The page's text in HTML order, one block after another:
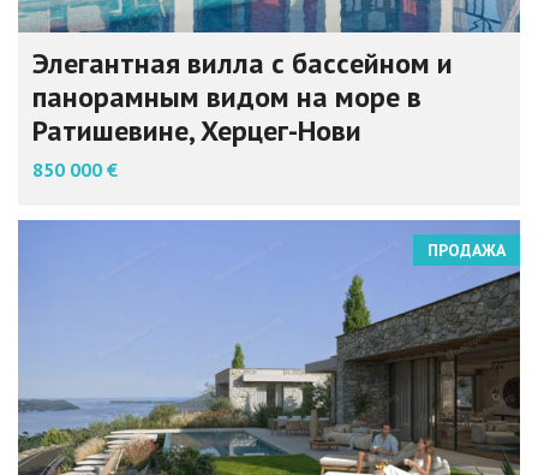
Элегантная вилла с бассейном и
панорамным видом на море в
Ратишевине, Херцег-Нови
850 000 €
ПРОДАЖА